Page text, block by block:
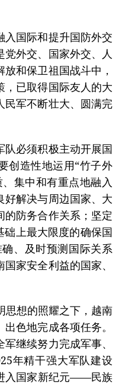
入国际和提升国防外交
外交、国家外交、人
和保卫祖国战斗中，
，已取得国际友人的大
民军不断壮大、圆满完
队必须积极主动开展国
创造性地运用“竹子外
集中和有重点地融入
好解决与周边国家、大
的防务合作关系；坚定
础上最大限度的确保国
、及时预测国际关系
家安全利益的国家、
思想的照耀之下，越南
色地完成各项任务。
继续努力完成军事、
年精干强大军队建设
入国家新纪元——民族